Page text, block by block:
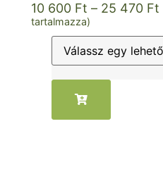
10 600 Ft – 25 470 Ft
tartalmazza)